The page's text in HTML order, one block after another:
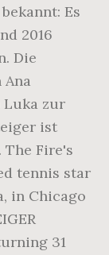
Es
2016
Die
Luka zur
ist
The Fire's
tennis star
in Chicago
31